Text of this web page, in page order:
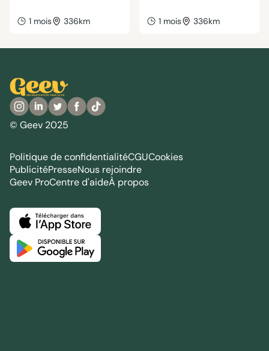
1 mois 336km 1 mois 336km
© Geev 2025
Politique de confidentialitéCGUCookies
PublicitéPresseNous rejoindre
Geev ProCentre d'aideÀ propos